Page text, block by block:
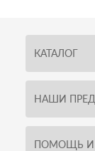
КАТАЛОГ
НАШИ
ПОМОЩЬ И